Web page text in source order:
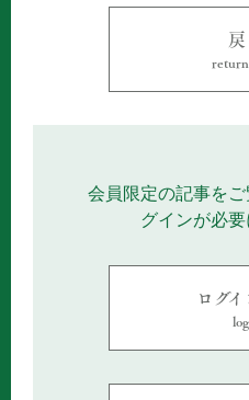
会員限定の記事を
グインが必要
ログ